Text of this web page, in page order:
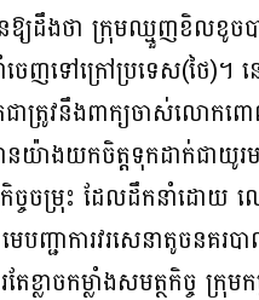
ឱ្យដឹងថា ក្រុមឈ្មួញខិលខូ
ាំចេញទៅក្រៅប្រទេស(ថៃ
ាត្រូវនឹងពាក្យចាស់លោកព
ានយ៉ាងយកចិត្តទុកដាក់ជា
មត្ថកិច្ចចម្រុះ ដែលដឹកន
ាការវរសេនាតូចនគរប
កម្លាំងសមត្ថកិច្ច ក្រុមក